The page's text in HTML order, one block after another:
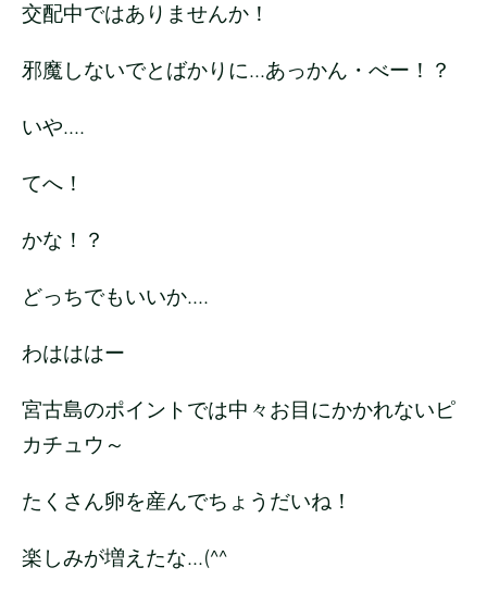
交配中ではありませんか！
邪魔しないでとばかりに...あっかん・べー！？
いや....
てへ！
かな！？
どっちでもいいか....
わはははー
宮古島のポイントでは中々お目にかかれないピ
カチュウ～
たくさん卵を産んでちょうだいね！
楽しみが増えたな...(^^